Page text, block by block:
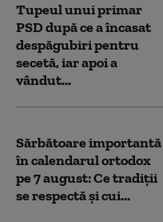
Tupeul unui primar
PSD după ce a încasat
despăgubiri pentru
secetă, iar apoi a
vândut...
Sărbătoare importantă
în calendarul ortodox
pe 7 august: Ce tradiții
se respectă și cui...